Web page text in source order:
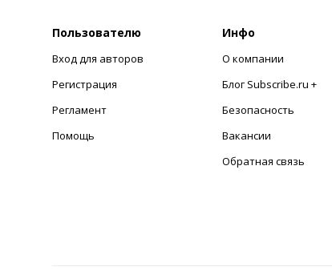
Пользователю
Вход для авторов
Регистрация
Регламент
Помощь
Инфо
О компании
Блог Subscribe.ru +
Безопасность
Вакансии
Обратная связь